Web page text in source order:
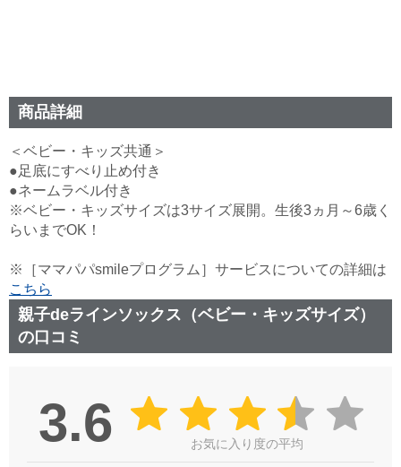
商品詳細
＜ベビー・キッズ共通＞
●足底にすべり止め付き
●ネームラベル付き
※ベビー・キッズサイズは3サイズ展開。生後3ヵ月～6歳く
らいまでOK！
※［ママパパsmileプログラム］サービスについての詳細は
こちら
親子deラインソックス（ベビー・キッズサイズ）
の口コミ
3.6 お気に入り度の平均